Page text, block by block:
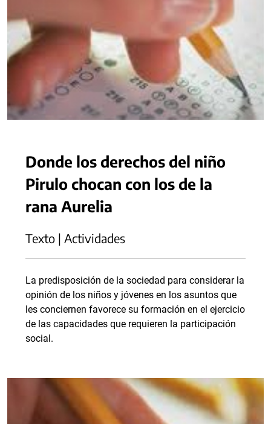
Donde los derechos del niño
Pirulo chocan con los de la
rana Aurelia
Texto | Actividades
La predisposición de la sociedad para considerar la
opinión de los niños y jóvenes en los asuntos que
les conciernen favorece su formación en el ejercicio
de las capacidades que requieren la participación
social.